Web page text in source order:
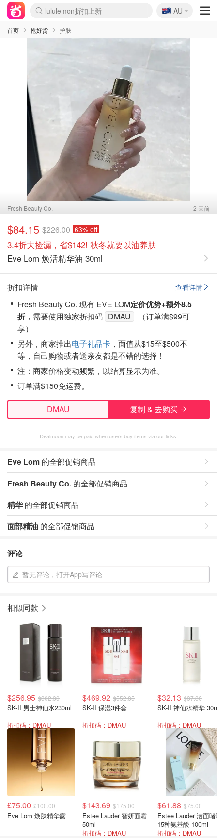
SSENSE年中2.5折
FreshBeauty好价汇总
Cettire降价+叠9折
WWS Coles超市实拍
viagogo二手票捡漏
Myer超级周末
The Outnet奢牌1折起
David Jones 3折起
Flannels大牌1折
Perfumes Club护肤1折
AMIRO面罩$251
Amazon折扣汇总
eToro入金$200送$50
Amazon数码好物
ICONIC本周7.5折
ThedoubleF高奢地板价
Moose Knuckles 6折
丝芙兰5折起
EUFY摄像头$98
Selenichast首饰2折
Trip机票酒店促销
YSL送5件彩妆礼
Amazon家居好物
Amazon美妆护肤
雅漾大喷$8
过敏原检测盒$33
伊索独家赠50ml沐浴露
科颜氏高保湿面霜$29
SEALIFE海洋馆门票6折
丝塔芙大白罐$16
订阅Newsletter送香薰
Cult Beauty 6.8折
Harrods圣诞日历$525
LN-CC奢牌私促3折
d'Alba空姐喷雾$16
EVE LOM套装£56
Bernardelli独家4折
Adore Beauty 6折起
CT圣诞日历
Mytheresa奢品2.7折
Luxury Escapes 9折
Currentbody美容仪$881
MOON Garden Live
Roborock扫地机$649
Tingo Life水杯$24
Valentino官网5折
CR洗护套装$23
修丽可4件套$159
Myer彩妆2件7折
GANNI官网4.5折
Stylevana韩妆4折
Tessabit高奢8.5折
OGX洗发水$11
Amazon阿德莱德次日达
卡诗8.5折+赠礼
Philips Hue灯具8折
🇦🇺
AU
首页 抢好货 护肤
Fresh Beauty Co. 2 天前
$84.15 $226.00 63% off
3.4折大捡漏，省$142! 秋冬就要以油养肤
Eve Lom 焕活精华油 30ml
查看详情
折扣详情
Fresh Beauty Co. 现有 EVE LOM定价优势+额外8.5
折 ，需要使用独家折扣码 DMAU
（订单满$99可
享）
另外，商家推出电子礼品卡 ，面值从$15至$500不
等，自己购物或者送亲友都是不错的选择！
注：商家价格变动频繁，以结算显示为准。
订单满$150免运费。
DMAU 复制 & 去购买
Dealmoon may be paid when users buy items via our links.
Eve Lom 的全部促销商品
Fresh Beauty Co. 的全部促销商品
精华的全部促销商品
面部精油 的全部促销商品
评论
暂无评论，打开App写评论
相似同款
$256.95 $302.30
SK-II 男士神仙水230ml
折扣码：DMAU
$469.92 $552.85
SK-II 保湿3件套
折扣码：DMAU
$32.13 $37.80
SK-II 神仙水精华
折扣码：DMAU
£75.00 £100.00
Eve Lom 焕肤精华露
$143.69 $175.00
Estee Lauder 智妍面霜
50ml
折扣码：DMAU
$61.88 $75.00
Estee Lauder 洁面
15种氨基酸 100ml
折扣码：DMAU